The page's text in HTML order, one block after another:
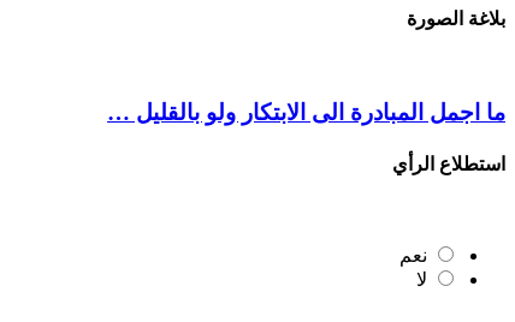
بلاغة الصورة
ما اجمل المبادرة الى الابتكار ولو بالقليل …
استطلاع الرأي
نعم
لا